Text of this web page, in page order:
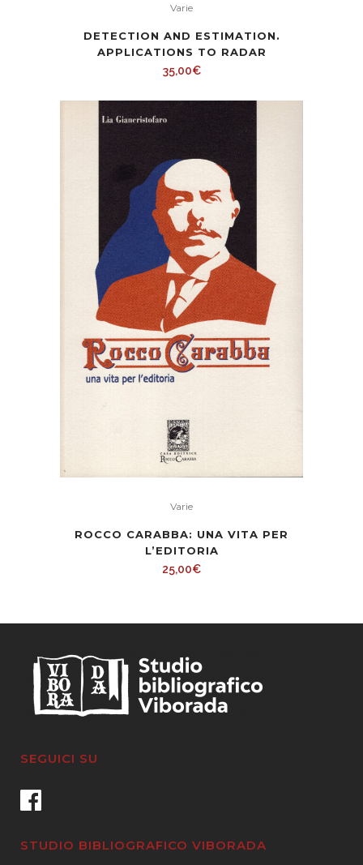
Varie
DETECTION AND ESTIMATION.
APPLICATIONS TO RADAR
35,00€
Varie
ROCCO CARABBA: UNA VITA PER
L’EDITORIA
25,00€
SEGUICI SU
STUDIO BIBLIOGRAFICO VIBORADA